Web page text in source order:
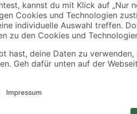
Rahmen sägerau
2000 x 58 x 38 mm
3,98€
1,99 € / Meter
Latte
48 x
2,23
0,89 € /